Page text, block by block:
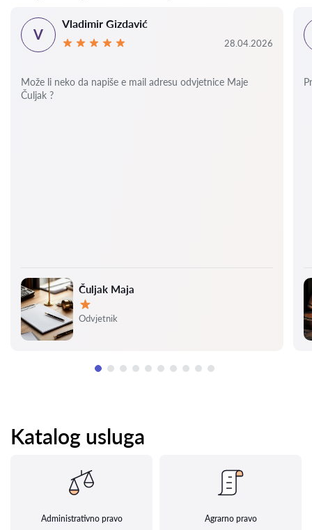
Čuljak Maja
Ocjena:
Odvjetnik
V
Vladimir Gizdavić
28.04.2026
Može li neko da napiše e mail adresu odvjetnice Maje
Čuljak ?
Katalog usluga
Administrativno pravo Agrarno pravo